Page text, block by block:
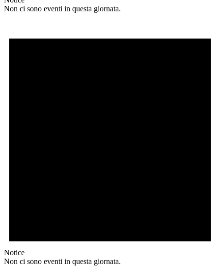
Non ci sono eventi in questa giornata.
Notice
Non ci sono eventi in questa giornata.